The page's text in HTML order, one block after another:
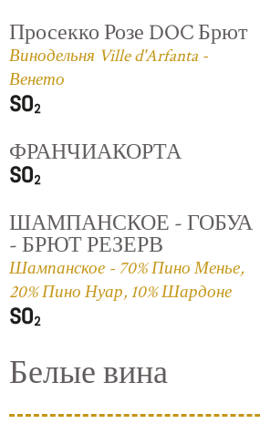
Просекко Розе DOC Брют
Винодельня Ville d'Arfanta -
Венето
ФРАНЧИАКОРТА
ШАМПАНСКОЕ - ГОБУА
- БРЮТ РЕЗЕРВ
Шампанское - 70% Пино Менье,
20% Пино Нуар, 10% Шардоне
Белые вина